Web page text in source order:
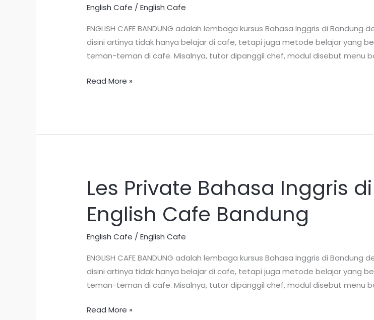
English Cafe /English Cafe
ENGLISH CAFE BANDUNG adalah lembaga kursus Bahasa Inggris di
disini artinya tidak hanya belajar di cafe, tetapi juga metode belajar yang
teman-teman di cafe. Misalnya, tutor dipanggil chef, modul disebut menu
Inggris
Bandung
Termurah
Read More »
Les Private Bahasa Inggris
English Cafe Bandung
English Cafe /English Cafe
ENGLISH CAFE BANDUNG adalah lembaga kursus Bahasa Inggris di
disini artinya tidak hanya belajar di cafe, tetapi juga metode belajar yang
teman-teman di cafe. Misalnya, tutor dipanggil chef, modul disebut menu
Les
Private
Bahasa
Inggris
di
Termurah
|
English
Read More »